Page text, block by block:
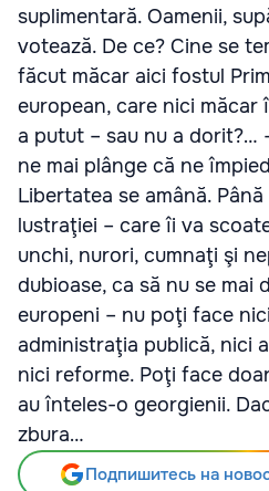
suplimentară. Oamenii,
votează. De ce? Cine se
făcut măcar aici fostul
european, care nici măcar
a putut – sau nu a dorit?…
ne mai plânge că ne
Libertatea se amână.
lustraţiei – care îi va
unchi, nurori, cumnaţi şi
dubioase, ca să nu se mai
europeni – nu poţi face
administraţia publică, nici
nici reforme. Poţi face
au înteles-o georgienii.
zbura…
Подпишитесь на